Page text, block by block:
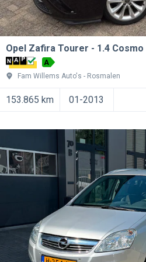
Opel Zafira Tourer 1.4 Cosmo
A
Fam Willems Auto's
Rosmalen
153.865 km 01-2013